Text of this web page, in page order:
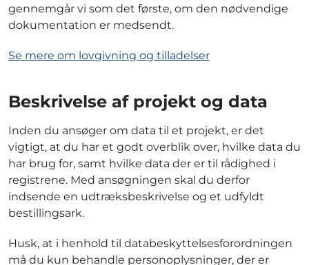
gennemgår vi som det første, om den nødvendige
dokumentation er medsendt.
Se mere om lovgivning og tilladelser
Beskrivelse af projekt og data
Inden du ansøger om data til et projekt, er det
vigtigt, at du har et godt overblik over, hvilke data du
har brug for, samt hvilke data der er til rådighed i
registrene. Med ansøgningen skal du derfor
indsende en udtræksbeskrivelse og et udfyldt
bestillingsark.
Husk, at i henhold til databeskyttelsesforordningen
må du kun behandle personoplysninger, der er